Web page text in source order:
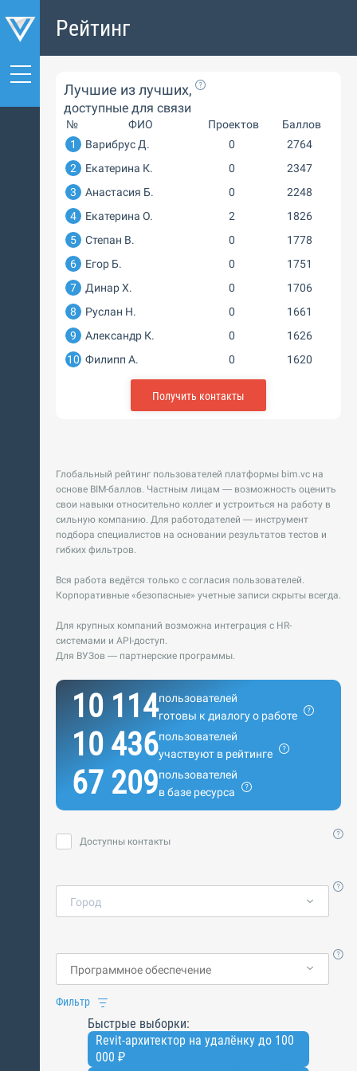
Рейтинг
Глобальный рейтинг пользователей платформы bim.vc на
основе BIM-баллов. Частным лицам — возможность оценить
свои навыки относительно коллег и устроиться на работу в
сильную компанию. Для работодателей — инструмент
подбора специалистов на основании результатов тестов и
гибких фильтров.
Вся работа ведётся только с согласия пользователей.
Корпоративные «безопасные» учетные записи скрыты всегда.
Для крупных компаний возможна интеграция с HR-
системами и API-доступ.
Для ВУЗов — партнерские программы.
10 114пользователей
готовы к диалогу о работе
10 436пользователей
участвуют в рейтинге
67 209пользователей
в базе ресурса
Доступны контакты
Город
Фильтр
Быстрые выборки:
Revit-архитектор на удалёнку до 100
000 ₽
Лучшие из лучших,
доступные для связи
№ ФИО Проектов
Баллов
1
Варибрус Д. 0
2764
2
Екатерина К. 0
2347
3
Анастасия Б. 0
2248
4
Екатерина О. 2
1826
5
Степан В. 0
1778
6
Егор Б. 0
1751
7
Динар Х. 0
1706
8
Руслан Н. 0
1661
9
Александр К. 0
1626
10 Филипп А. 0 1620
Получить контакты